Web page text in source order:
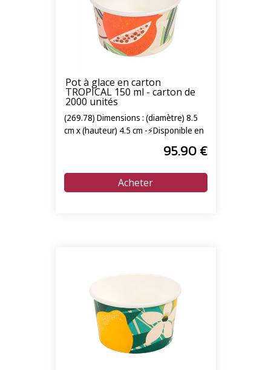
Pot à glace en carton
TROPICAL 150 ml - carton de
2000 unités
(269.78) Dimensions : (diamètre) 8.5
cm x (hauteur) 4.5 cm -⚡Disponible en
95.90€